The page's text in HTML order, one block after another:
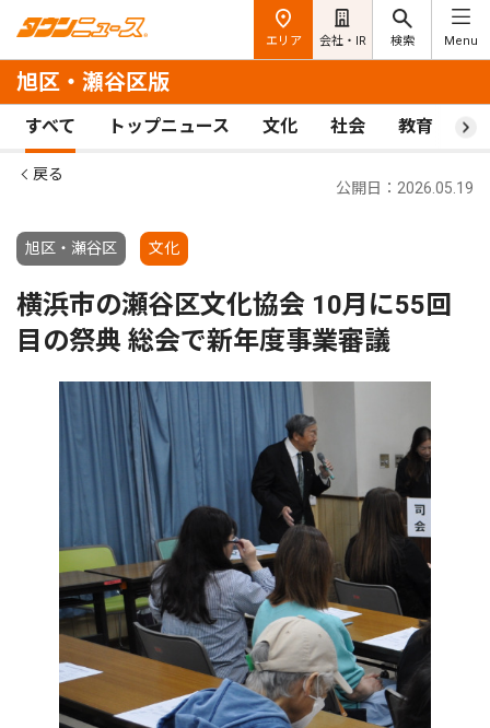
エリア 会社・IR 検索 Menu
旭区・瀬谷区版
すべて トップニュース 文化 社会 教育 ス
戻る
旭区・瀬谷区 文化
公開日：2026.05.19
横浜市の瀬谷区文化協会 10月に55回
目の祭典 総会で新年度事業審議